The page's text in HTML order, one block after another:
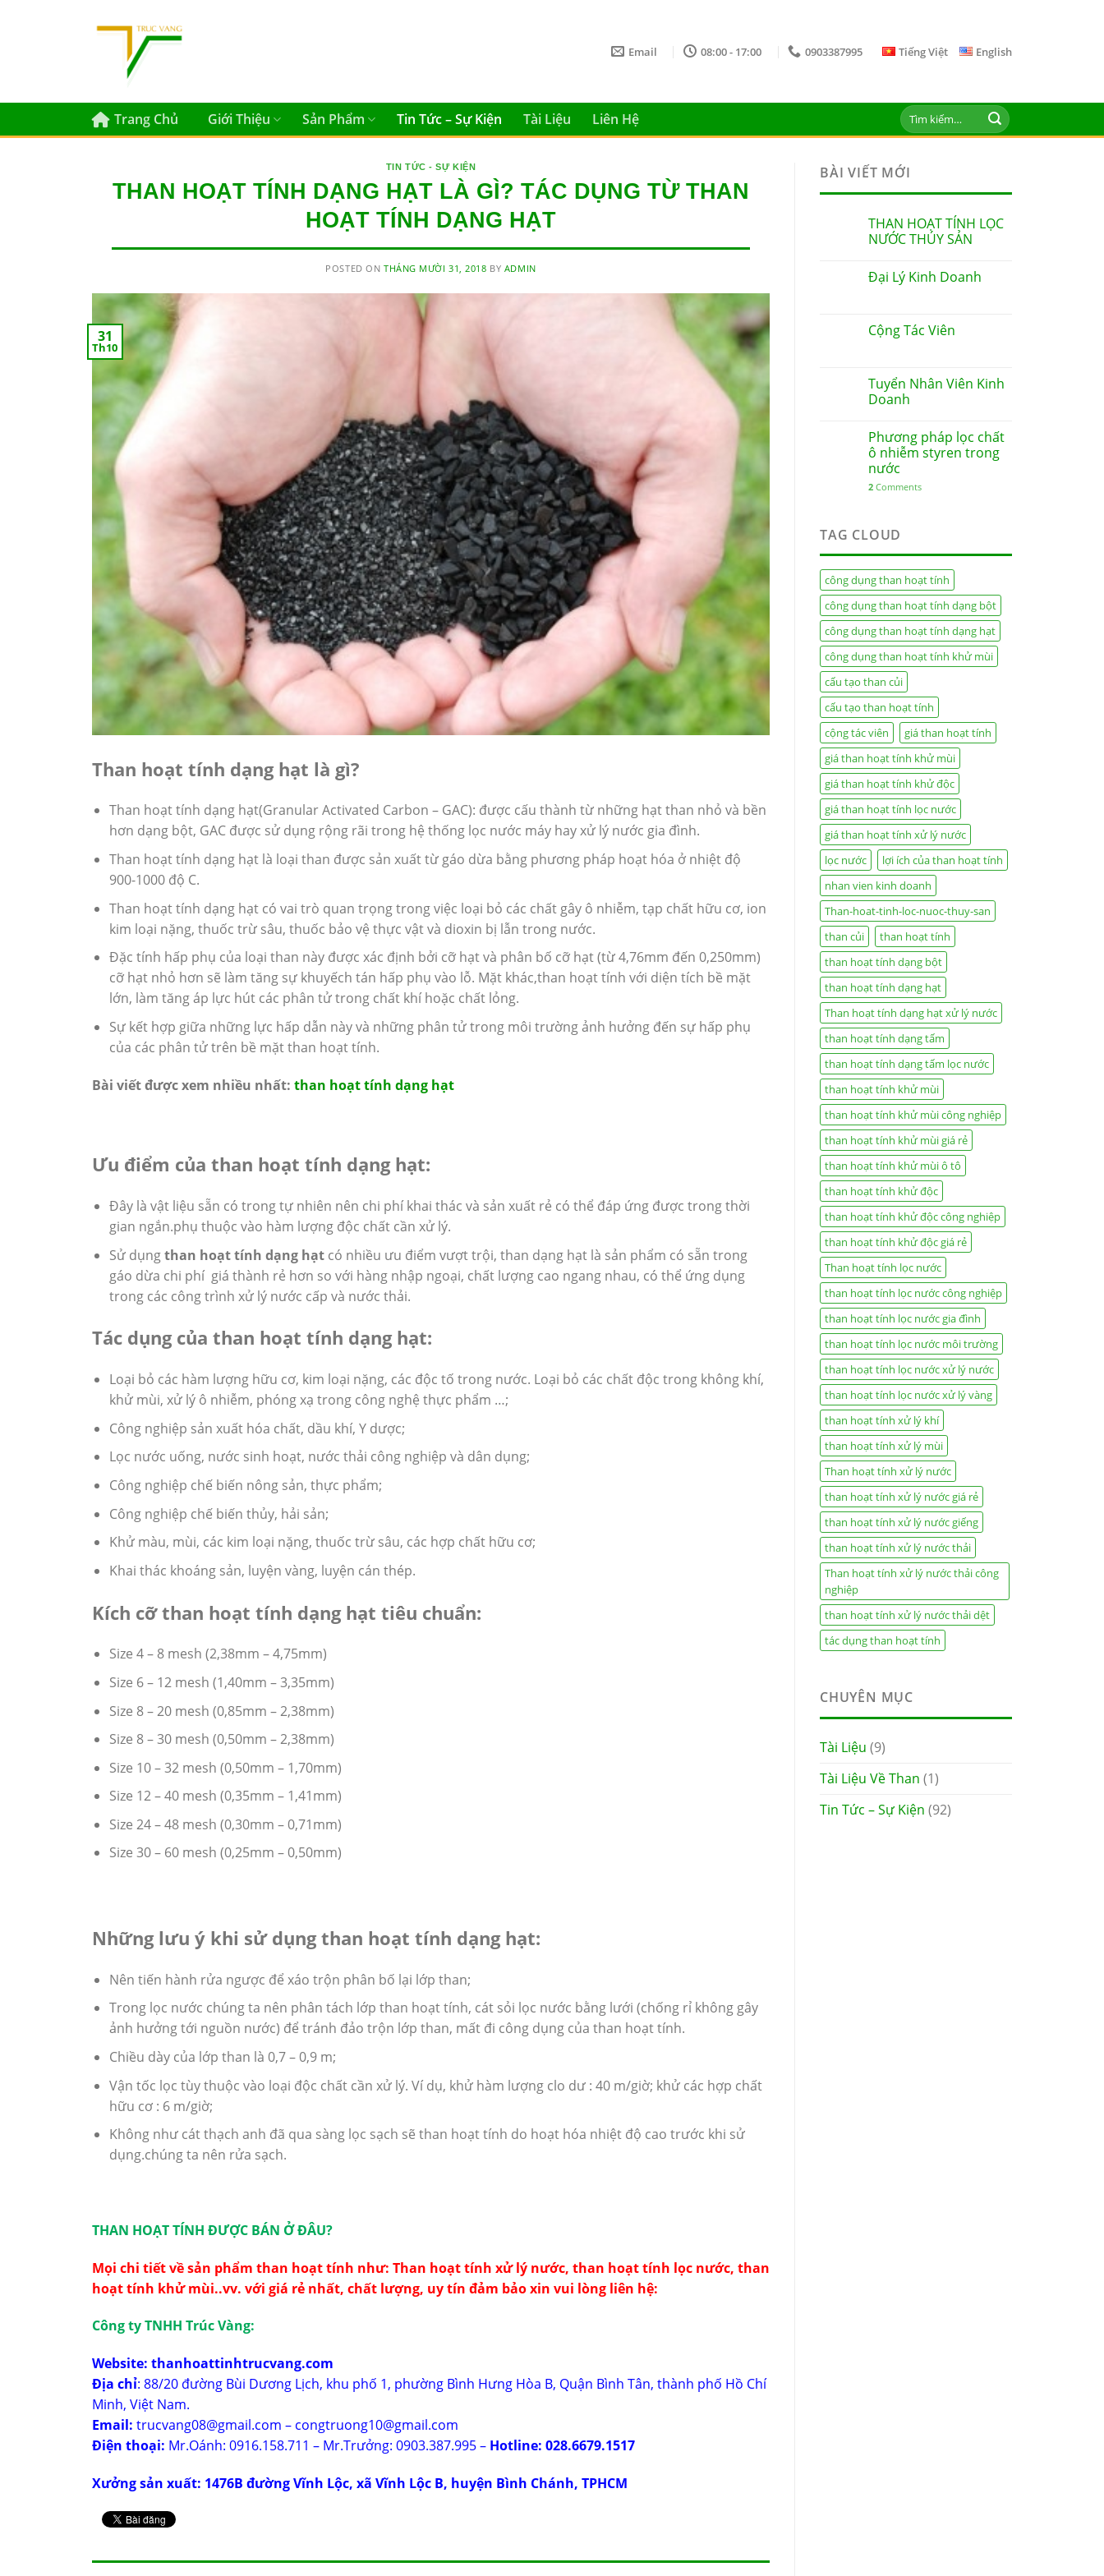
Email 08:00 - 17:00 0903387995 Tiếng Việt English
Trang Chủ Giới Thiệu Sản Phẩm Tin Tức – Sự Kiện Tài Liệu Liên Hệ
Tìm
kiếm:
TIN TỨC - SỰ KIỆN
THAN HOẠT TÍNH DẠNG HẠT LÀ GÌ? TÁC DỤNG TỪ THAN
HOẠT TÍNH DẠNG HẠT
POSTED ON THÁNG MƯỜI 31, 2018 BY ADMIN
31
Th10
Than hoạt tính dạng hạt là gì?
Than hoạt tính dạng hạt(Granular Activated Carbon – GAC): được cấu thành từ những hạt than nhỏ và bền
hơn dạng bột, GAC được sử dụng rộng rãi trong hệ thống lọc nước máy hay xử lý nước gia đình.
Than hoạt tính dạng hạt là loại than được sản xuất từ gáo dừa bằng phương pháp hoạt hóa ở nhiệt độ
900-1000 độ C.
Than hoạt tính dạng hạt có vai trò quan trọng trong việc loại bỏ các chất gây ô nhiễm, tạp chất hữu cơ, ion
kim loại nặng, thuốc trừ sâu, thuốc bảo vệ thực vật và dioxin bị lẫn trong nước.
Đặc tính hấp phụ của loại than này được xác định bởi cỡ hạt và phân bố cỡ hạt (từ 4,76mm đến 0,250mm)
cỡ hạt nhỏ hơn sẽ làm tăng sự khuyếch tán hấp phụ vào lỗ. Mặt khác,than hoạt tính với diện tích bề mặt
lớn, làm tăng áp lực hút các phân tử trong chất khí hoặc chất lỏng.
Sự kết hợp giữa những lực hấp dẫn này và những phân tử trong môi trường ảnh hưởng đến sự hấp phụ
của các phân tử trên bề mặt than hoạt tính.
Bài viết được xem nhiều nhất: than hoạt tính dạng hạt
Ưu điểm của than hoạt tính dạng hạt:
Đây là vật liệu sẵn có trong tự nhiên nên chi phí khai thác và sản xuất rẻ có thể đáp ứng được trong thời
gian ngắn.phụ thuộc vào hàm lượng độc chất cần xử lý.
Sử dụngthan hoạt tính dạng hạt có nhiều ưu điểm vượt trội, than dạng hạt là sản phẩm có sẵn trong
gáo dừa chi phí giá thành rẻ hơn so với hàng nhập ngoại, chất lượng cao ngang nhau, có thể ứng dụng
trong các công trình xử lý nước cấp và nước thải.
Tác dụng của than hoạt tính dạng hạt:
Loại bỏ các hàm lượng hữu cơ, kim loại nặng, các độc tố trong nước. Loại bỏ các chất độc trong không khí,
khử mùi, xử lý ô nhiễm, phóng xạ trong công nghệ thực phẩm …;
Công nghiệp sản xuất hóa chất, dầu khí, Y dược;
Lọc nước uống, nước sinh hoạt, nước thải công nghiệp và dân dụng;
Công nghiệp chế biến nông sản, thực phẩm;
Công nghiệp chế biến thủy, hải sản;
Khử màu, mùi, các kim loại nặng, thuốc trừ sâu, các hợp chất hữu cơ;
Khai thác khoáng sản, luyện vàng, luyện cán thép.
Kích cỡ than hoạt tính dạng hạt tiêu chuẩn:
Size 4 – 8 mesh (2,38mm – 4,75mm)
Size 6 – 12 mesh (1,40mm – 3,35mm)
Size 8 – 20 mesh (0,85mm – 2,38mm)
Size 8 – 30 mesh (0,50mm – 2,38mm)
Size 10 – 32 mesh (0,50mm – 1,70mm)
Size 12 – 40 mesh (0,35mm – 1,41mm)
Size 24 – 48 mesh (0,30mm – 0,71mm)
Size 30 – 60 mesh (0,25mm – 0,50mm)
Những lưu ý khi sử dụng than hoạt tính dạng hạt:
Nên tiến hành rửa ngược để xáo trộn phân bố lại lớp than;
Trong lọc nước chúng ta nên phân tách lớp than hoạt tính, cát sỏi lọc nước bằng lưới (chống rỉ không gây
ảnh hưởng tới nguồn nước) để tránh đảo trộn lớp than, mất đi công dụng của than hoạt tính.
Chiều dày của lớp than là 0,7 – 0,9 m;
Vận tốc lọc tùy thuộc vào loại độc chất cần xử lý. Ví dụ, khử hàm lượng clo dư : 40 m/giờ; khử các hợp chất
hữu cơ : 6 m/giờ;
Không như cát thạch anh đã qua sàng lọc sạch sẽ than hoạt tính do hoạt hóa nhiệt độ cao trước khi sử
dụng.chúng ta nên rửa sạch.
THAN HOẠT TÍNH ĐƯỢC BÁN Ở ĐÂU?
Mọi chi tiết về sản phẩm than hoạt tính như: Than hoạt tính xử lý nước, than hoạt tính lọc nước, than
hoạt tính khử mùi..vv. với giá rẻ nhất, chất lượng, uy tín đảm bảo xin vui lòng liên hệ:
Công ty TNHH Trúc Vàng:
Website: thanhoattinhtrucvang.com
Địa chỉ: 88/20 đường Bùi Dương Lịch, khu phố 1, phường Bình Hưng Hòa B, Quận Bình Tân, thành phố Hồ Chí
Minh, Việt Nam.
Email: trucvang08@gmail.com – congtruong10@gmail.com
Điện thoại: Mr.Oánh: 0916.158.711 – Mr.Trưởng: 0903.387.995 – Hotline: 028.6679.1517
Xưởng sản xuất: 1476B đường Vĩnh Lộc, xã Vĩnh Lộc B, huyện Bình Chánh, TPHCM
BÀI VIẾT MỚI
THAN HOẠT TÍNH LỌC
NƯỚC THÚY SẢN
Đại Lý Kinh Doanh
Cộng Tác Viên
Tuyển Nhân Viên Kinh
Doanh
Phương pháp lọc chất
ô nhiễm styren trong
nước
2 Comments
TAG CLOUD
công dụng than hoạt tính
công dụng than hoạt tính dạng bột
công dụng than hoạt tính dạng hạt
công dụng than hoạt tính khử mùi
cấu tạo than củi
cấu tạo than hoạt tính
cộng tác viên
giá than hoạt tính
giá than hoạt tính khử mùi
giá than hoạt tính khử độc
giá than hoạt tính lọc nước
giá than hoạt tính xử lý nước
lọc nước
lợi ích của than hoạt tính
nhan vien kinh doanh
Than-hoat-tinh-loc-nuoc-thuy-san
than củi
than hoạt tính
than hoạt tính dạng bột
than hoạt tính dạng hạt
Than hoạt tính dạng hạt xử lý nước
than hoạt tính dạng tấm
than hoạt tính dạng tấm lọc nước
than hoạt tính khử mùi
than hoạt tính khử mùi công nghiệp
than hoạt tính khử mùi giá rẻ
than hoạt tính khử mùi ô tô
than hoạt tính khử độc
than hoạt tính khử độc công nghiệp
than hoạt tính khử độc giá rẻ
Than hoạt tính lọc nước
than hoạt tính lọc nước công nghiệp
than hoạt tính lọc nước gia đình
than hoạt tính lọc nước môi trường
than hoạt tính lọc nước xử lý nước
than hoạt tính lọc nước xử lý vàng
than hoạt tính xử lý khí
than hoạt tính xử lý mùi
Than hoạt tính xử lý nước
than hoạt tính xử lý nước giá rẻ
than hoạt tính xử lý nước giếng
than hoạt tính xử lý nước thải
Than hoạt tính xử lý nước thải công
nghiệp
than hoạt tính xử lý nước thải dệt
tác dụng than hoạt tính
CHUYÊN MỤC
Tài Liệu (9)
Tài Liệu Về Than (1)
Tin Tức – Sự Kiện (92)